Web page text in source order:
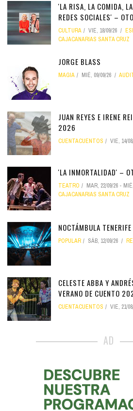
'LA RISA, LA COMIDA,
REDES SOCIALES' –
CULTURA VIE, 18/09/26
CAJACANARIAS SANTA CRUZ
JORGE BLASS
MAGIA MIÉ, 09/09/26
JUAN REYES E IRENE
2026
CUENTACUENTOS VIE, 14/
'LA INMORTALIDAD' –
TEATRO MAR, 22/09/26 -
CAJACANARIAS SANTA CRUZ
NOCTÁMBULA TENERIFE
POPULAR SÁB, 12/09/26
CELESTE ABBA Y
VERANO DE CUENTO
CUENTACUENTOS VIE, 21/
AD